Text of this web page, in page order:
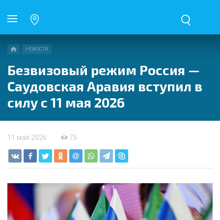
Новости
Безвизовый режим Россия —
Саудовская Аравия вступил в
силу с 11 мая 2026
11 мая 2026 75